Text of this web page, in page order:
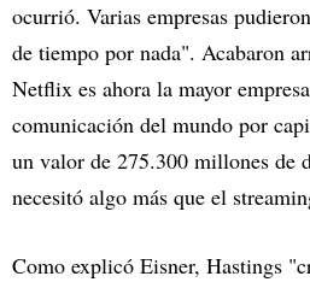
ocurrió. Varias empresas
de tiempo por nada". Acabaron
Netflix es ahora la mayor
comunicación del mundo por
un valor de 275.300 millones de
necesitó algo más que el
Como explicó Eisner, Hastings